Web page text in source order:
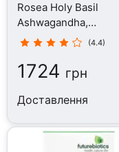
Rosea Holy Basil
Ashwagandha,
Підтримка стресу, 90
(4.4)
1724 грн
Доставлення